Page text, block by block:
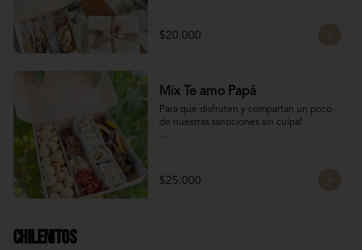
Naranjitas con chocolate
$20.000
Mix Te amo Papá
Para que disfruten y compartan un poco
de nuestras tanticiones sin culpa!
manjar blanco)
Naranjitas con chocolate 150 gr
$25.000
Chilenitos